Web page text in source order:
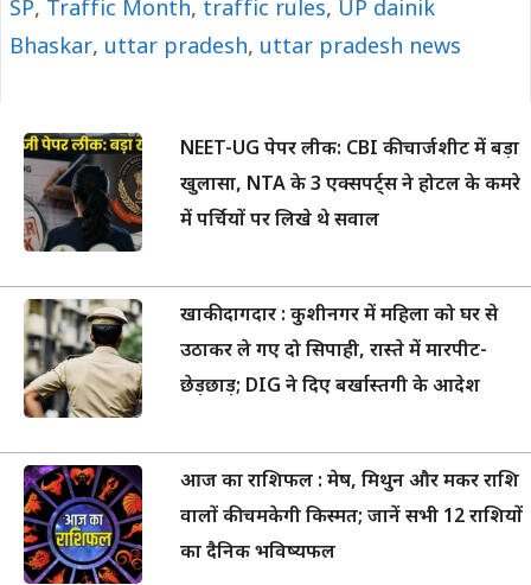
SP, Traffic Month, traffic rules, UP dainik
Bhaskar, uttar pradesh, uttar pradesh news
NEET-UG पेपर लीक: CBI की चार्जशीट में बड़ा
खुलासा, NTA के 3 एक्सपर्ट्स ने होटल के कमरे
में पर्चियों पर लिखे थे सवाल
खाकी दागदार : कुशीनगर में महिला को घर से
उठाकर ले गए दो सिपाही, रास्ते में मारपीट-
छेड़छाड़; DIG ने दिए बर्खास्तगी के आदेश
आज का राशिफल : मेष, मिथुन और मकर राशि
वालों की चमकेगी किस्मत; जानें सभी 12 राशियों
का दैनिक भविष्यफल